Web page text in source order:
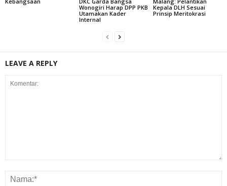
Wonogiri Harap DPP PKB
Utamakan Kader
Internal
Kepala DLH Sesuai
Prinsip Meritokrasi
LEAVE A REPLY